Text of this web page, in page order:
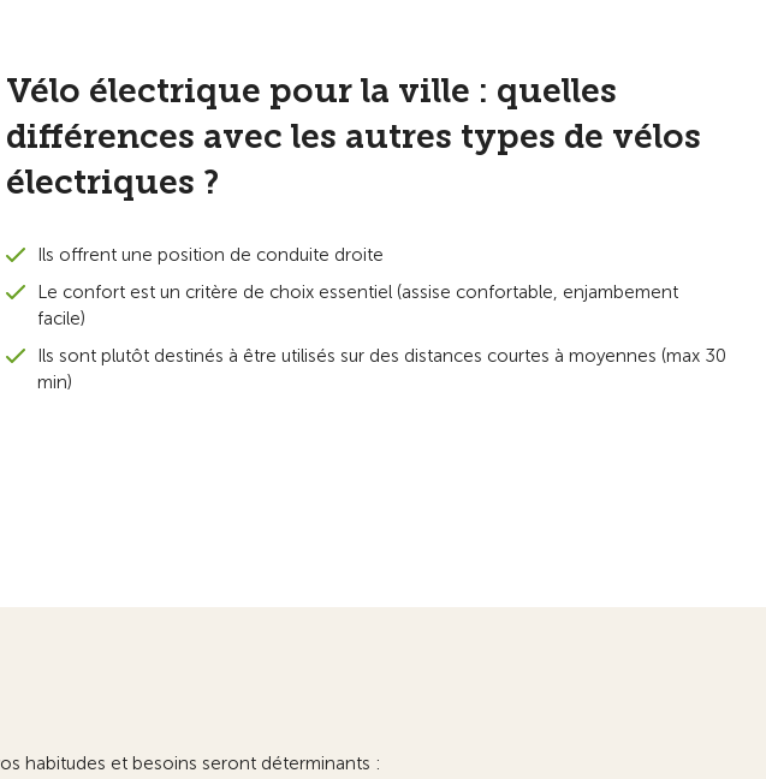
Vélo électrique pour la ville : quelles
différences avec les autres types de vélos
électriques ?
Ils offrent une position de conduite droite
Le confort est un critère de choix essentiel (assise confortable, enjambement
facile)
Ils sont plutôt destinés à être utilisés sur des distances courtes à moyennes (max 30
min)
habitudes et besoins seront déterminants :